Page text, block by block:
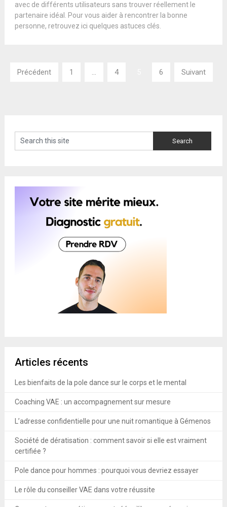
avec de différents utilisateurs sans trouver réellement le
partenaire idéal. Pour vous aider à rencontrer la bonne
personne, retrouvez ici quelques astuces clés.
Pagination
Précédent 1 … 4 6 Suivant
Articles récents
Les bienfaits de la pole dance sur le corps et le mental
Coaching VAE : un accompagnement sur mesure
L’adresse confidentielle pour une nuit romantique à Gémenos
Société de dératisation : comment savoir si elle est vraiment
certifiée ?
Pole dance pour hommes : pourquoi vous devriez essayer
Le rôle du conseiller VAE dans votre réussite